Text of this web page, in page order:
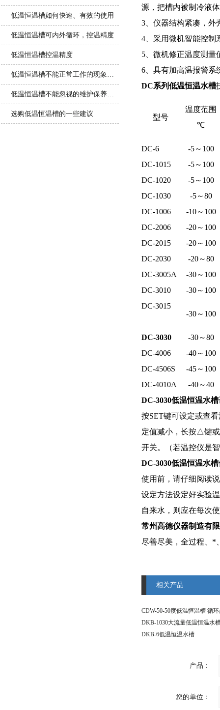
低温恒温槽如何快速、有效的使用
低温恒温槽可内外循环，控温精度
低温恒温槽控温精度
低温恒温槽不能正常工作的现象解析
低温恒温槽不能忽视的维护保养工作
选购低温恒温槽的一些建议
源，把槽内被制冷液
3、仪器结构紧凑，
4、采用微机智能控
5、微机修正温度测
6、具有加高温报警系
DC系列低温恒温水槽
型号
温度范围
℃
DC-6
-5～100
DC-1015
-5～100
DC-1020
-5～100
DC-1030
-5～80
DC-1006
-10～100
DC-2006
-20～100
DC-2015
-20～100
DC-2030
-20～80
DC-3005A
-30～100
DC-3010
-30～100
DC-3015
-30～100
DC-3030
-30～80
DC-4006
-40～100
DC-4506S
-45～100
DC-4010A
-40～40
DC-3030低温恒温水槽
按SET键可设定或查
定值减小，长按△键
开关。（若温控仪是
DC-3030低温恒温水槽
使用前，请仔细阅读
设定方法设定好实验
自来水，则应在每次
常州高德仪器制造有
尽善尽美，全过程、*
相关产品
CDW-50-50度低温恒温槽 循
DKB-1030大流量低温恒温水
DKB-6低温恒温水槽
产品：
您的单位：